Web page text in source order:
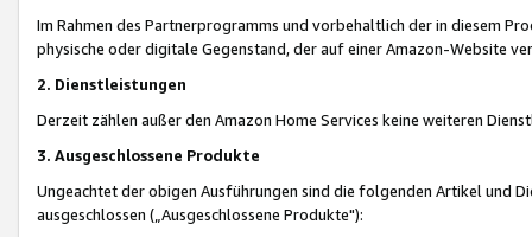
Im Rahmen des Partnerprogramms und vorbehaltlich der in diesem
physische oder digitale Gegenstand, der auf einer Amazon-Website
2. Dienstleistungen
Derzeit zählen außer den Amazon Home Services keine weiteren
3. Ausgeschlossene Produkte
Ungeachtet der obigen Ausführungen sind die folgenden Artikel und
ausgeschlossen („Ausgeschlossene Produkte"):